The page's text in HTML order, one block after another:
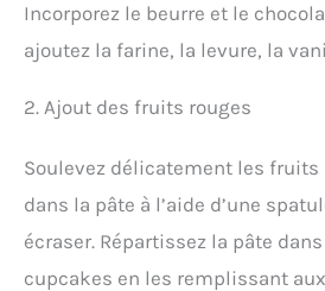
Incorporez le beurre et le
ajoutez la farine, la levure, la
2. Ajout des fruits rouges
Soulevez délicatement les fruits
dans la pâte à l’aide d’une
écraser. Répartissez la pâte
cupcakes en les remplissant